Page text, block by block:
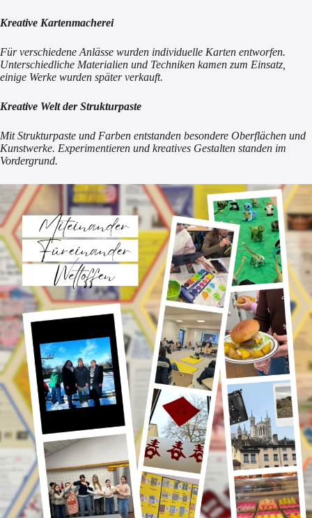
Kreative Kartenmacherei
Für verschiedene Anlässe wurden individuelle Karten entworfen.
Unterschiedliche Materialien und Techniken kamen zum Einsatz,
einige Werke wurden später verkauft.
Kreative Welt der Strukturpaste
Mit Strukturpaste und Farben entstanden besondere Oberflächen und
Kunstwerke. Experimentieren und kreatives Gestalten standen im
Vordergrund.